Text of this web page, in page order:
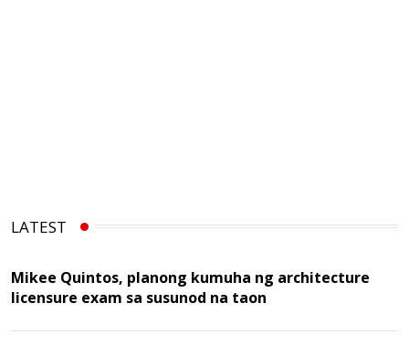
LATEST
Mikee Quintos, planong kumuha ng architecture
licensure exam sa susunod na taon